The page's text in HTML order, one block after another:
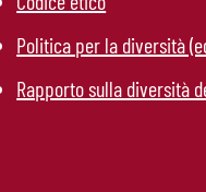
Politica per la diversità
Rapporto sulla diversità